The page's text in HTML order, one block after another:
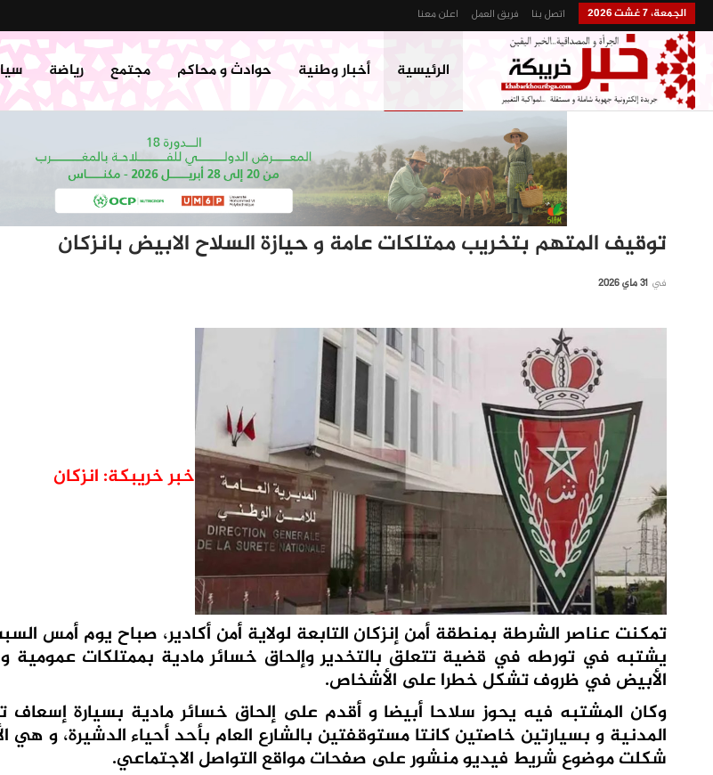
الجمعة، 7 غشت 2026 اتصل بنا فريق العمل اعلن معنا
الرئيسية أخبار وطنية حوادث و محاكم مجتمع رياضة
توقيف المتهم بتخريب ممتلكات عامة و حيازة السلاح الابيض بانزكان
في 31 ماي 2026
خبر خريبكة: انزكان
تمكنت عناصر الشرطة بمنطقة أمن إنزكان التابعة لولاية أمن أكادير، صباح يوم أمس
يشتبه في تورطه في قضية تتعلق بالتخدير وإلحاق خسائر مادية بممتلكات عمومية
الأبيض في ظروف تشكل خطرا على الأشخاص.
وكان المشتبه فيه يحوز سلاحا أبيضا و أقدم على إلحاق خسائر مادية بسيارة إسعاف
المدنية و بسيارتين خاصتين كانتا مستوقفتين بالشارع العام بأحد أحياء الدشيرة، و هي
شكلت موضوع شريط فيديو منشور على صفحات مواقع التواصل الاجتماعي.